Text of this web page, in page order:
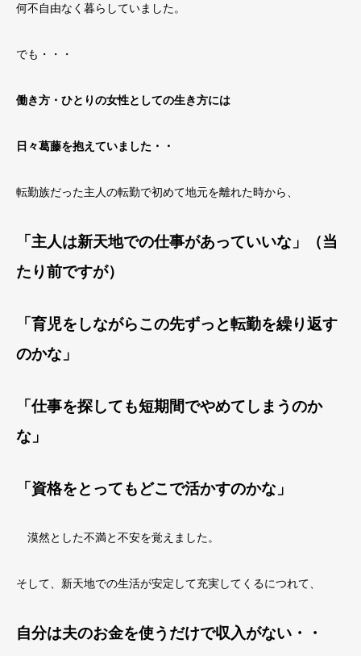
何不自由なく暮らしていました。
でも・・・
働き方・ひとりの女性としての生き方には
日々葛藤を抱えていました・・
転勤族だった主人の転勤で初めて地元を離れた時から、
「主人は新天地での仕事があっていいな」（当
たり前ですが）
「育児をしながらこの先ずっと転勤を繰り返す
のかな」
「仕事を探しても短期間でやめてしまうのか
な」
「資格をとってもどこで活かすのかな」
漠然とした不満と不安を覚えました。
そして、新天地での生活が安定して充実してくるにつれて、
自分は夫のお金を使うだけで収入がない・・